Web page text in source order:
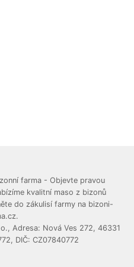
farma - Objevte pravou
kvalitní maso z bizonů
do zákulisí farmy na bizoni-
Adresa: Nová Ves 272, 46331
DIČ: CZ07840772